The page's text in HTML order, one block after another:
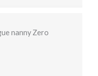
nanny Zero